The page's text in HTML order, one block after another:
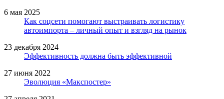
6 мая 2025
Как соцсети помогают выстраивать логистику
автоимпорта – личный опыт и взгляд на рынок
23 декабря 2024
Эффективность должна быть эффективной
27 июня 2022
Эволюция «Макспостер»